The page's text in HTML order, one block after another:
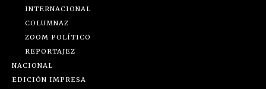
INTERNACIONAL
COLUMNAZ
ZOOM POLÍTICO
REPORTAJEZ
NACIONAL
EDICIÓN IMPRESA